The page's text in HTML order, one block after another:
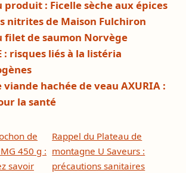
produit : Ficelle sèche aux épices
nitrites de Maison Fulchiron
filet de saumon Norvège
: risques liés à la listéria
viande hachée de veau AXURIA :
la santé
de
450 g :
savoir
Rappel du Plateau de
montagne U Saveurs :
précautions sanitaires